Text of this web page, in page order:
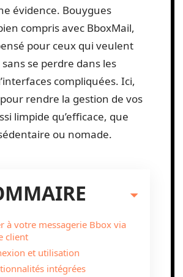
évidence. Bouygues
compris avec BboxMail,
pour ceux qui veulent
se perdre dans les
compliquées. Ici,
rendre la gestion de vos
limpide qu’efficace, que
ou nomade.
à votre messagerie Bbox via
client
et utilisation
intégrées